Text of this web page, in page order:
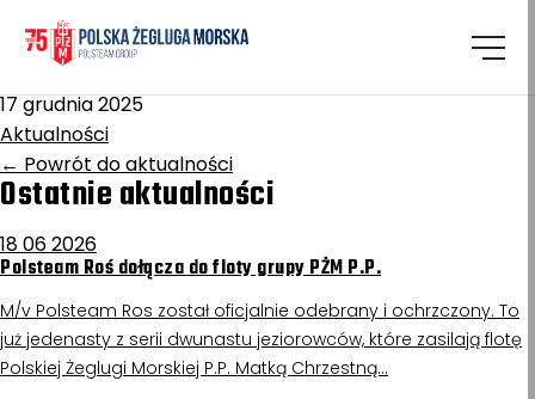
Homepage
Skierka
17 grudnia 2025
Aktualności
← Powrót do aktualności
Ostatnie aktualności
18 06 2026
Polsteam Roś dołącza do floty grupy PŻM P.P.
M/v Polsteam Ros został oficjalnie odebrany i ochrzczony. To
już jedenasty z serii dwunastu jeziorowców, które zasilają flotę
Polskiej Żeglugi Morskiej P.P. Matką Chrzestną…